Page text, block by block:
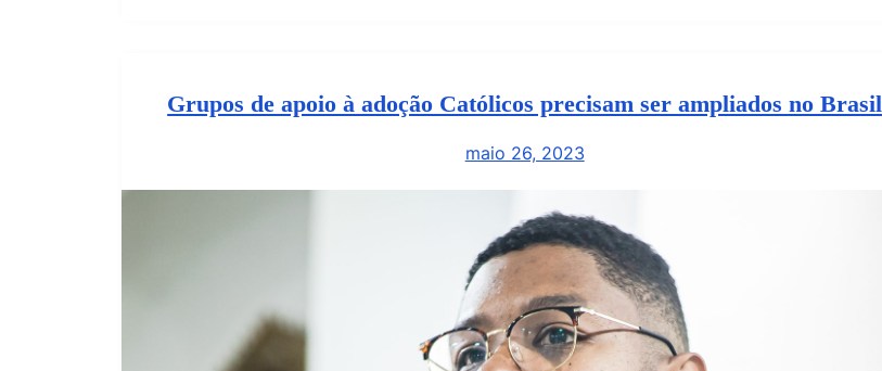
Grupos de apoio à adoção Católicos precisam ser ampliados no Brasil
maio 26, 2023